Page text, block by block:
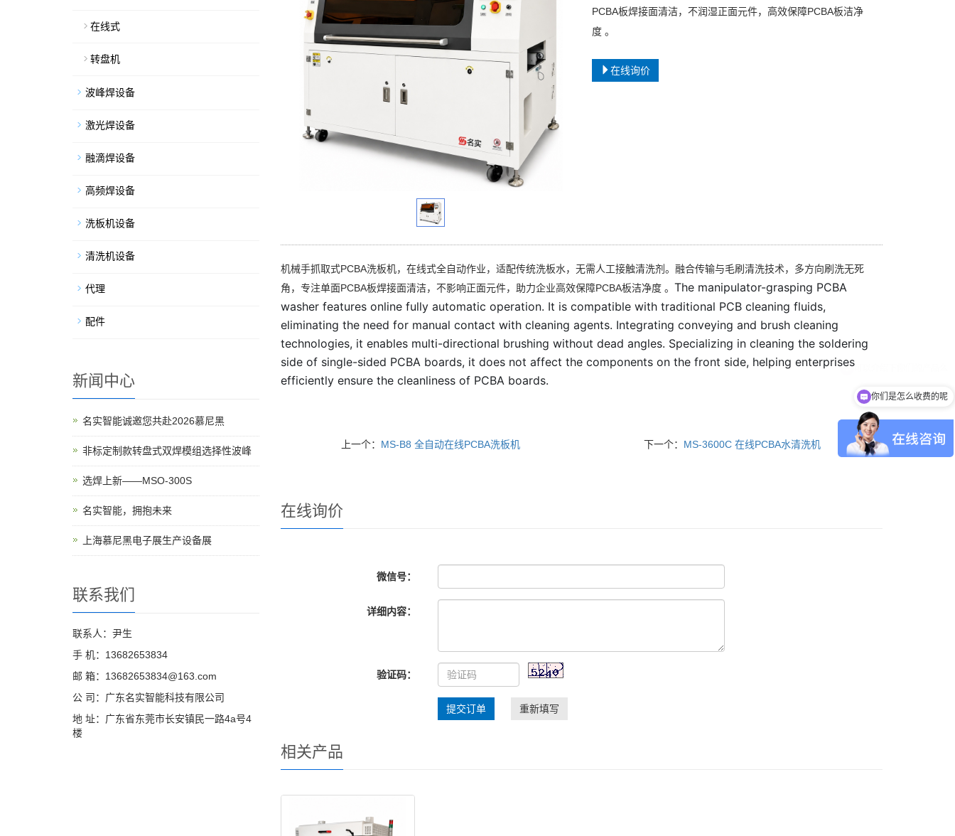
PCBA板焊接面清洁，不润湿正面元件，高效保障PCBA板洁净
度 。
在线询价
机械手抓取式PCBA洗板机，在线式全自动作业，适配传统洗板水，无需人工接触清洗剂。融合传输与毛刷清洗技术，多方向刷洗无死
角，专注单面PCBA板焊接面清洁，不影响正面元件，助力企业高效保障PCBA板洁净度 。 The manipulator-grasping PCBA
washer features online fully automatic operation. It is compatible with traditional PCB cleaning fluids,
eliminating the need for manual contact with cleaning agents. Integrating conveying and brush cleaning
technologies, it enables multi-directional brushing without dead angles. Specializing in cleaning the soldering
side of single-sided PCBA boards, it does not affect the components on the front side, helping enterprises
efficiently ensure the cleanliness of PCBA boards.
上一个： MS-B8 全自动在线PCBA洗板机 下一个： MS-3600C 在线PCBA水清洗机
在线询价
微信号：
详细内容：
验证码：
提交订单 重新填写
相关产品
在线式
转盘机
波峰焊设备
激光焊设备
融滴焊设备
高频焊设备
洗板机设备
清洗机设备
代理
配件
新闻中心
名实智能诚邀您共赴2026慕尼黑
非标定制款转盘式双焊模组选择性波峰
选焊上新——MSO-300S
名实智能，拥抱未来
上海慕尼黑电子展生产设备展
联系我们
联系人：尹生
手 机：13682653834
邮 箱：13682653834@163.com
公 司：广东名实智能科技有限公司
地 址：广东省东莞市长安镇民一路4a号4
楼
你们是怎么收费的呢